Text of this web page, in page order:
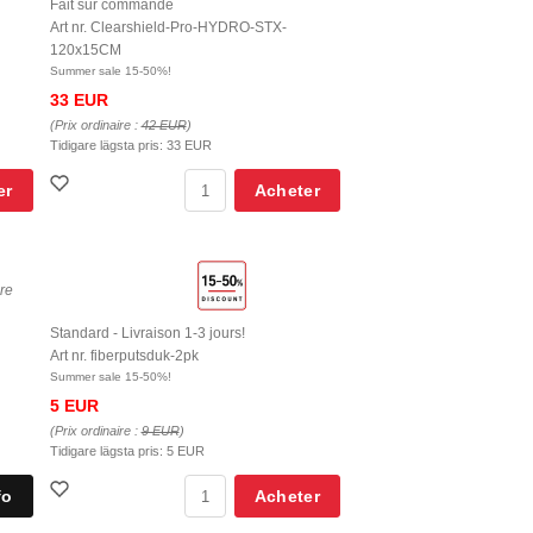
Fait sur commande
Art nr. Clearshield-Pro-HYDRO-STX-
120x15CM
Summer sale 15-50%!
33 EUR
(Prix ordinaire :42 EUR)
Tidigare lägsta pris: 33 EUR
Acheter
Standard - Livraison 1-3 jours!
Art nr. fiberputsduk-2pk
Summer sale 15-50%!
5 EUR
(Prix ordinaire :9 EUR)
Tidigare lägsta pris: 5 EUR
Acheter